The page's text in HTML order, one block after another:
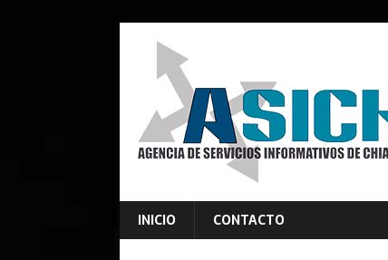
INICIO CONTACTO